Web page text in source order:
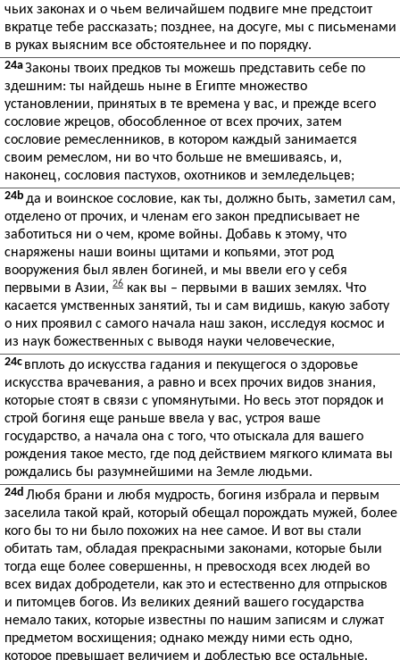
чьих законах и о чьем величайшем подвиге мне предстоит
вкратце тебе рассказать; позднее, на досуге, мы с письменами
в руках выясним все обстоятельнее и по порядку.
24aЗаконы твоих предков ты можешь представить себе по
здешним: ты найдешь ныне в Египте множество
установлении, принятых в те времена у вас, и прежде всего
сословие жрецов, обособленное от всех прочих, затем
сословие ремесленников, в котором каждый занимается
своим ремеслом, ни во что больше не вмешиваясь, и,
наконец, сословия пастухов, охотников и земледельцев;
24b да и воинское сословие, как ты, должно быть, заметил сам,
отделено от прочих, и членам его закон предписывает не
заботиться ни о чем, кроме войны. Добавь к этому, что
снаряжены наши воины щитами и копьями, этот род
вооружения был явлен богиней, и мы ввели его у себя
первыми в Азии, 26 как вы – первыми в ваших землях. Что
касается умственных занятий, ты и сам видишь, какую заботу
о них проявил с самого начала наш закон, исследуя космос и
из наук божественных с выводя науки человеческие,
24c вплоть до искусства гадания и пекущегося о здоровье
искусства врачевания, а равно и всех прочих видов знания,
которые стоят в связи с упомянутыми. Но весь этот порядок и
строй богиня еще раньше ввела у вас, устроя ваше
государство, а начала она с того, что отыскала для вашего
рождения такое место, где под действием мягкого климата вы
рождались бы разумнейшими на Земле людьми.
24d Любя брани и любя мудрость, богиня избрала и первым
заселила такой край, который обещал порождать мужей, более
кого бы то ни было похожих на нее самое. И вот вы стали
обитать там, обладая прекрасными законами, которые были
тогда еще более совершенны, н превосходя всех людей во
всех видах добродетели, как это и естественно для отпрысков
и питомцев богов. Из великих деяний вашего государства
немало таких, которые известны по нашим записям и служат
предметом восхищения; однако между ними есть одно,
которое превышает величием и доблестью все остальные.